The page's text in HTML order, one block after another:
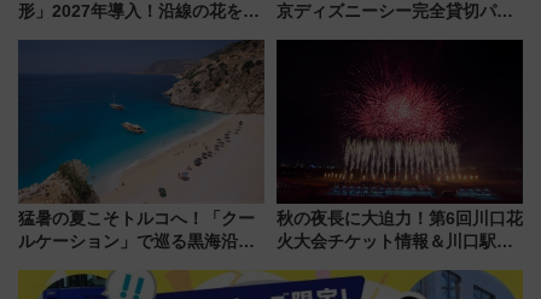
形」2027年導入！沿線の花をイ
内は落ち着いたゆとりある空間
京ディズニーシー完全貸切パー
ーン始まる 条件は「夏の国内
線に2回搭乗」
猛暑の夏こそトルコへ！「クー
ルケーション」で巡る黒海沿岸
連検索数が前年比237％増、ナ
秋の夜長に大迫力！第6回川口花
火大会チケット情報＆川口駅か